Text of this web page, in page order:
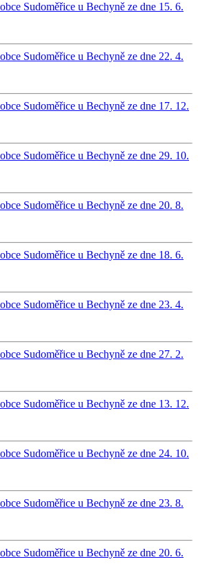
Sudoměřice u Bechyně ze dne 15. 6.
Sudoměřice u Bechyně ze dne 22. 4.
Sudoměřice u Bechyně ze dne 17. 12.
Sudoměřice u Bechyně ze dne 29. 10.
Sudoměřice u Bechyně ze dne 20. 8.
Sudoměřice u Bechyně ze dne 18. 6.
Sudoměřice u Bechyně ze dne 23. 4.
Sudoměřice u Bechyně ze dne 27. 2.
Sudoměřice u Bechyně ze dne 13. 12.
Sudoměřice u Bechyně ze dne 24. 10.
Sudoměřice u Bechyně ze dne 23. 8.
Sudoměřice u Bechyně ze dne 20. 6.